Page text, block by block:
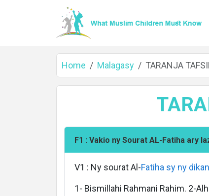
Home Malagasy TARANJA
F1 : Vakio ny Sourat AL-Fatiha ary
V1 : Ny sourat Al-Fatiha sy ny
1- Bismillahi Rahmani Rahim. 2-